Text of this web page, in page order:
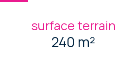
surface terrain
240 m²